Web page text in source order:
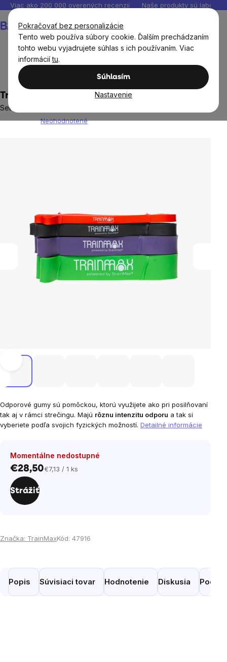
Pokračovať bez personalizácie
Tento web používa súbory cookie. Ďalším prechádzaním
tohto webu vyjadrujete súhlas s ich používaním. Viac
informáciítu.
Súhlasím
Nastavenie
Prejsť
obsah
Viac ako 200 000 overených recenzií Naše produkty sú
košík
TrainMax® odporové gumy, 4 ks
Set gúm na posilňovanie celého tela
Neohodnotené
Odporové gumy sú pomôckou, ktorú využijete ako pri posilňovaní
tak aj v rámci strečingu. Majú rôznu intenzitu odporu a tak si
vyberiete podľa svojich fyzických možností. Detailné informácie
Momentálne nedostupné
€28,50Jednotková
€7,13 / 1 ks
Strážiť
Značka: TrainMaxKód: 47916
Popis Súvisiaci tovar Hodnotenie Diskusia